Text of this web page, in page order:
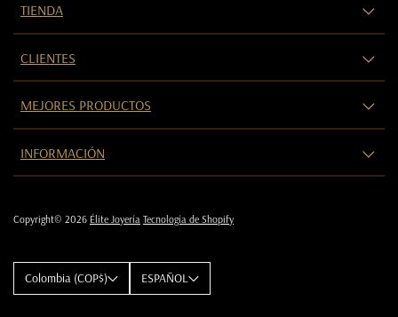
TIENDA
CLIENTES
MEJORES PRODUCTOS
INFORMACIÓN
Copyright© 2026 Élite Joyería Tecnología de Shopify
Colombia (COP$) ESPAÑOL